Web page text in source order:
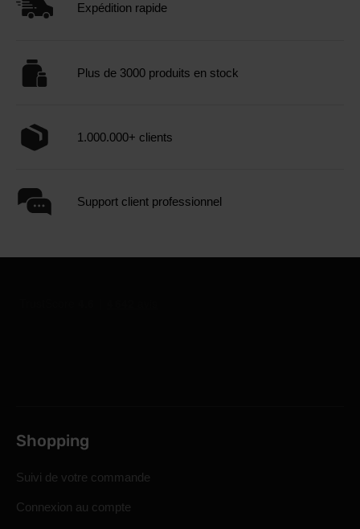
Expédition rapide
Plus de 3000 produits en stock
1.000.000+ clients
Support client professionnel
Shopping
Suivi de votre commande
Connexion au compte